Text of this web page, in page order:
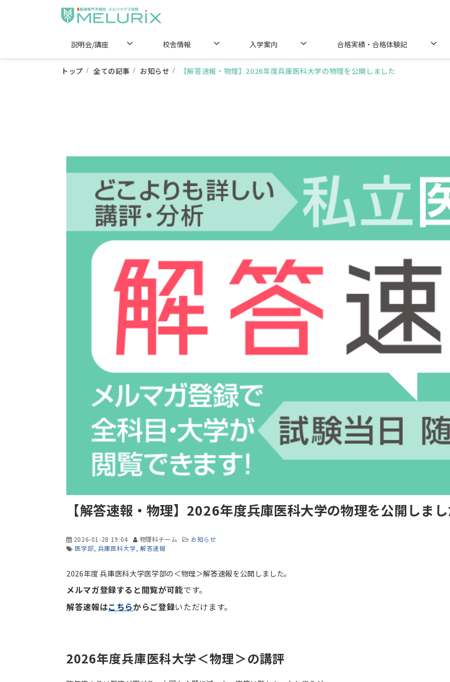
説明会/講座 校舎情報 入学案内 合格実績・合格体験記
トップ 全ての記事 お知らせ 【解答速報・物理】2026年度兵庫医科大学の物理を公開しました
【解答速報・物理】2026年度兵庫医科大学の物理を公開しま
2026-01-28 19:04 物理科チーム
お知らせ
医学部 兵庫医科大学 解答速報
2026年度 兵庫医科大学医学部の＜物理＞解答速報を公開しました。
メルマガ登録すると閲覧が可能です。
解答速報はこちらからご登録いただけます。
2026年度兵庫医科大学＜物理＞の講評